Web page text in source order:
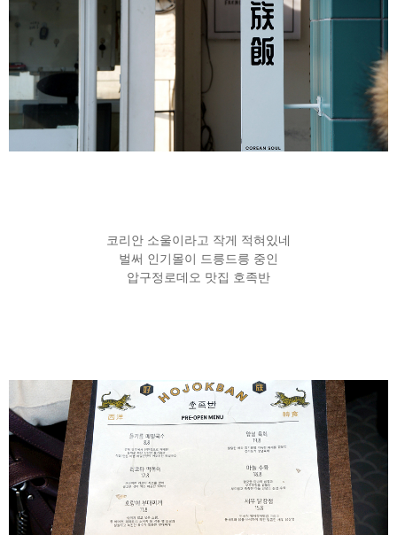
코리안 소울이라고 작게 적혀있네
벌써 인기몰이 드릉드릉 중인
압구정로데오 맛집 호족반